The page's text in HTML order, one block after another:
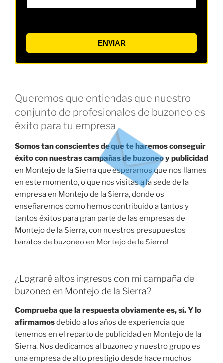
ENVIAR
Queremos que entiendas que nuestro
conjunto de profesionales de buzoneo es
éxito para tu empresa
Somos tan conscientes de que te haremos conseguir
éxito con nuestras campañas de buzoneo y publicidad
en Montejo de la Sierra que esperamos que nos llames
en este momento, o que nos visitas a la sede de la
empresa en Montejo de la Sierra, donde os
enseñaremos como hemos contribuido a tantos y
tantos éxitos para gran parte de las empresas de
Montejo de la Sierra, con nuestros presupuestos
baratos de buzoneo en Montejo de la Sierra!
¿Lograré altos ingresos con mi campaña de
buzoneo en Montejo de la Sierra?
Comprueba que la respuesta obviamente es, sí. Y lo
afirmamosdebido a los años de experiencia que
tenemos en el reparto de publicidad en Montejo de la
Sierra. Nos dedicamos al buzoneo y nuestro grupo es
una empresa de alto prestigio desde hace muchos